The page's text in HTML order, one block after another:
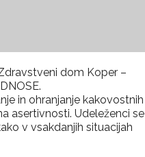
dom Koper –
in ohranjanje kakovostnih
asertivnosti. Udeleženci se
v vsakdanjih situacijah